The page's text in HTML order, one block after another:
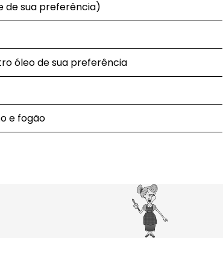
de sua preferência)
óleo de sua preferência
e fogão